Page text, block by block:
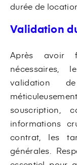
durée de
Validation
Après avoir
nécessaires,
validation
souscription,
informations
contrat, les
générales.